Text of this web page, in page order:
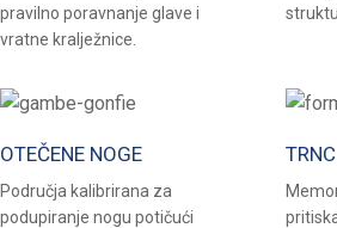
pravilno poravnanje glave i
vratne kralježnice.
OTEČENE NOGE
Područja kalibrirana za
podupiranje nogu potičući